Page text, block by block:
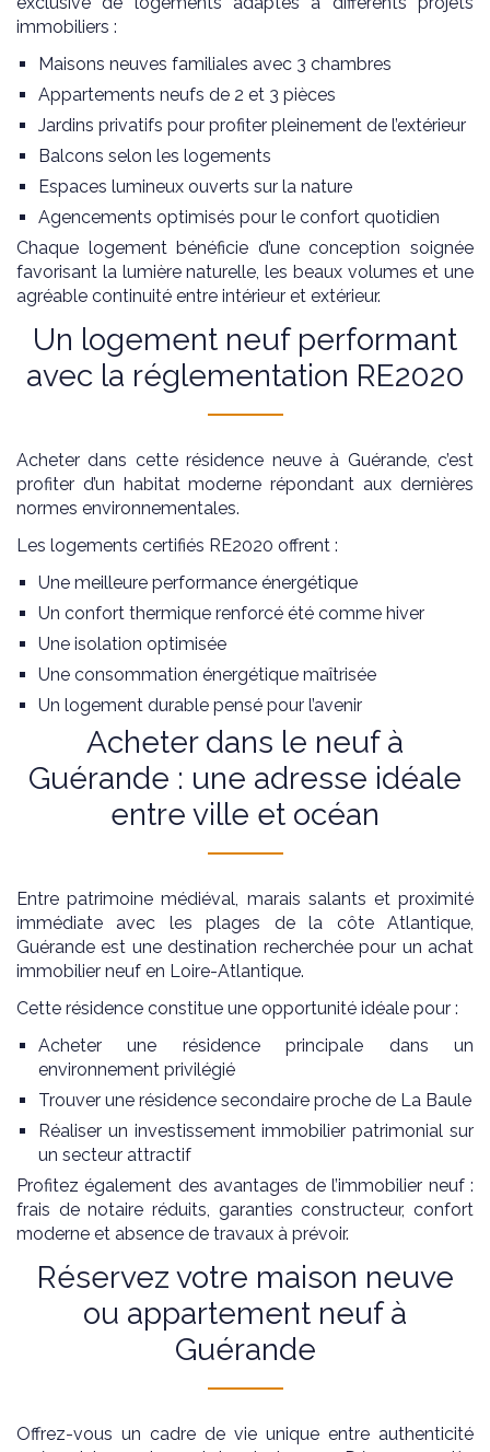
immobiliers :
Maisons neuves familiales avec 3 chambres
Appartements neufs de 2 et 3 pièces
Jardins privatifs pour profiter pleinement de l’extérieur
Balcons selon les logements
Espaces lumineux ouverts sur la nature
Agencements optimisés pour le confort quotidien
Chaque logement bénéficie d’une conception soignée
favorisant la lumière naturelle, les beaux volumes et une
agréable continuité entre intérieur et extérieur.
Un logement neuf performant
avec la réglementation RE2020
Acheter dans cette résidence neuve à Guérande, c’est
profiter d’un habitat moderne répondant aux dernières
normes environnementales.
Les logements certifiés RE2020 offrent :
Une meilleure performance énergétique
Un confort thermique renforcé été comme hiver
Une isolation optimisée
Une consommation énergétique maîtrisée
Un logement durable pensé pour l’avenir
Acheter dans le neuf à
Guérande : une adresse idéale
entre ville et océan
Entre patrimoine médiéval, marais salants et proximité
immédiate avec les plages de la côte Atlantique,
Guérande est une destination recherchée pour un achat
immobilier neuf en Loire-Atlantique.
Cette résidence constitue une opportunité idéale pour :
Acheter une résidence principale dans un
environnement privilégié
Trouver une résidence secondaire proche de La Baule
Réaliser un investissement immobilier patrimonial sur
un secteur attractif
Profitez également des avantages de l’immobilier neuf :
frais de notaire réduits, garanties constructeur, confort
moderne et absence de travaux à prévoir.
Réservez votre maison neuve
ou appartement neuf à
Guérande
Offrez-vous un cadre de vie unique entre authenticité